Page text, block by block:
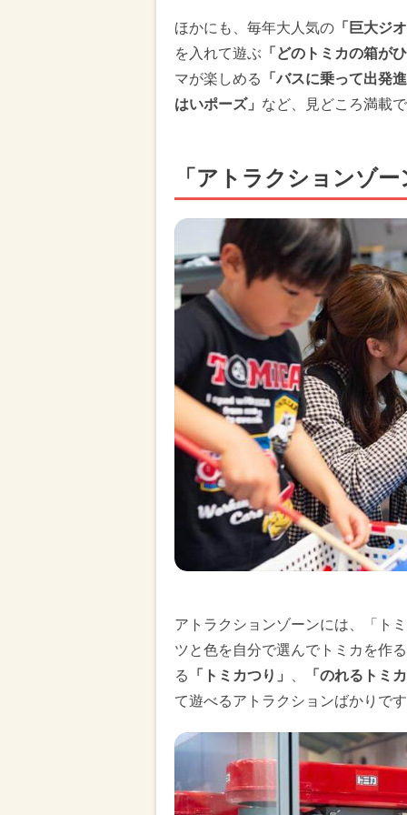
ほかにも、毎年大人気の 「巨大ジ
を入れて遊ぶ 「どのトミカの箱が
マが楽しめる
「バスに乗って出発
はいポーズ」 など、見どころ満載
「アトラクションゾ
アトラクションゾーンには、「ト
ツと色を自分で選んでトミカを作る
る
「トミカつり」
「のれるトミ
て遊べるアトラクションばかりで